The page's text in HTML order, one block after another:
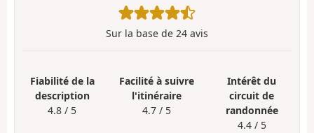
Sur la base de 24 avis
Fiabilité de la
description
4.8 / 5
Facilité à suivre
l'itinéraire
4.7 / 5
Intérêt du
circuit de
randonnée
4.4 / 5